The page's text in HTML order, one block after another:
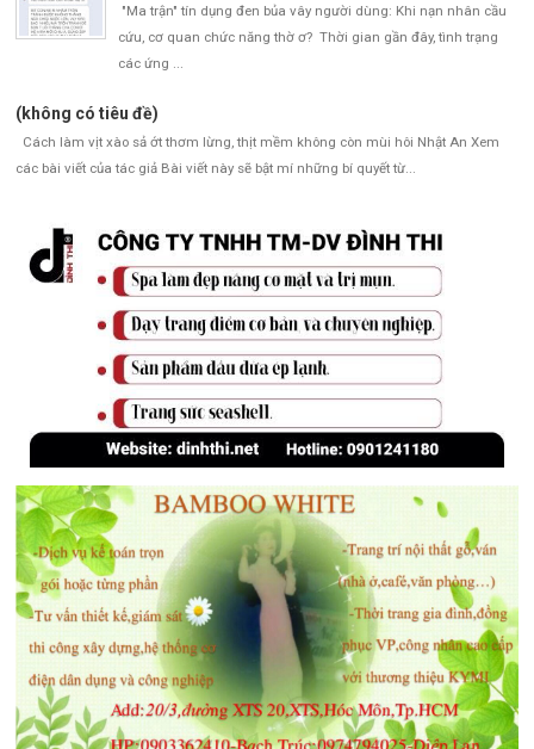
"Ma trận" tín dụng đen bủa vây người dùng: Khi nạn nhân cầu
cứu, cơ quan chức năng thờ ơ? Thời gian gần đây, tình trạng
các ứng ...
(không có tiêu đề)
Cách làm vịt xào sả ớt thơm lừng, thịt mềm không còn mùi hôi Nhật An Xem
các bài viết của tác giả Bài viết này sẽ bật mí những bí quyết từ...